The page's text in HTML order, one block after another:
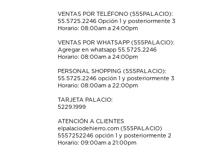
formularioformulario
de
formulario
de
formulario
de
formulario
de
envío.
VENTAS POR TELÉFONO (555PALACIO):
55.5725.2246 Opción 1 y posteriormente 3
Horario: 08:00am a 24:00pm
VENTAS POR WHATSAPP (555PALACIO):
Agregar en whatsapp 55.5725.2246
Horario: 08:00am a 24:00pm
PERSONAL SHOPPING (555PALACIO):
55.5725.2246 opción 1 y posteriormente 3
Horario: 08:00am a 22:00pm
TARJETA PALACIO:
5229.1999
ATENCIÓN A CLIENTES
elpalaciodehierro.com (555PALACIO)
5557252246 opción 1 y posteriormente 2
Horario: 09:00am a 21:00pm